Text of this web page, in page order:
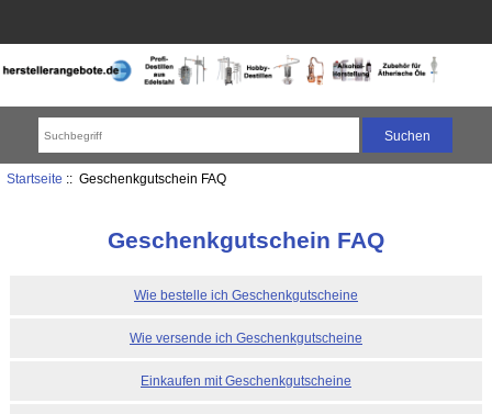
Startseite :: Geschenkgutschein FAQ
Geschenkgutschein FAQ
Wie bestelle ich Geschenkgutscheine
Wie versende ich Geschenkgutscheine
Einkaufen mit Geschenkgutscheine